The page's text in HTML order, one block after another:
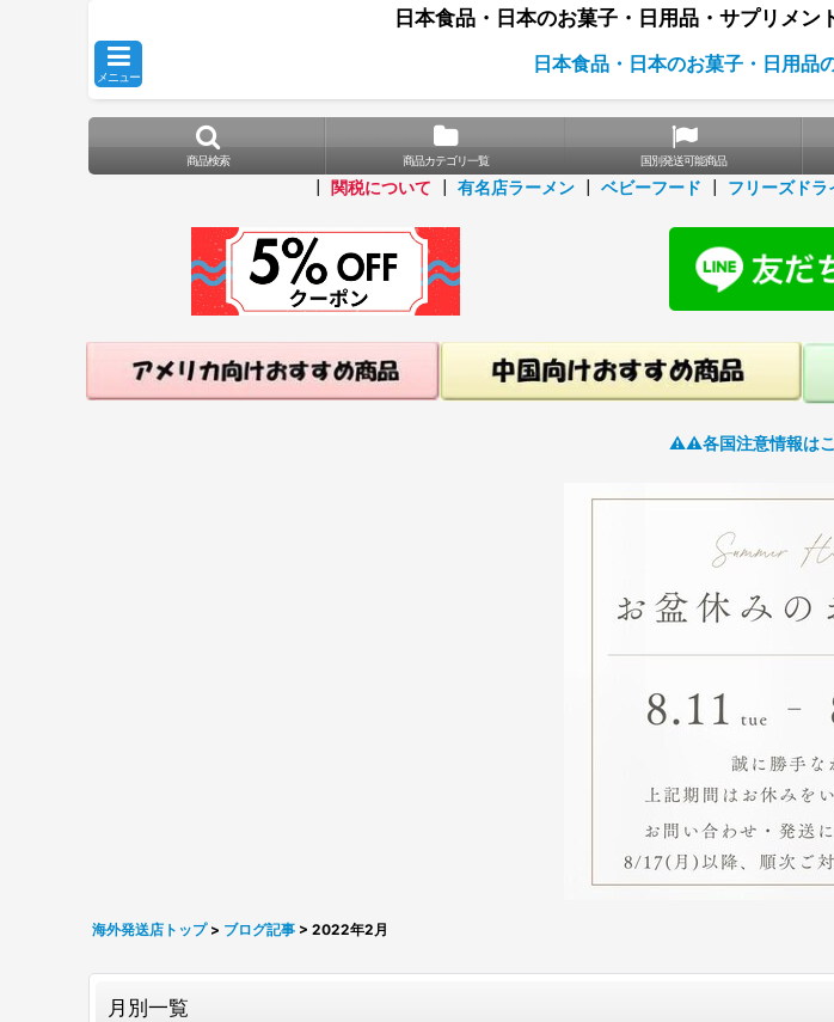
日本食品・日本のお菓子・日用品・サプリメ
メニュー
日本食品・日本のお菓子・日用品
商品検索 商品カテゴリ一覧 国別発送可能商品
関税について 有名店ラーメン ベビーフード フリーズドラ
⚠️⚠️各国注意情報は
海外発送店トップ > ブログ記事 > 2022年2月
月別一覧